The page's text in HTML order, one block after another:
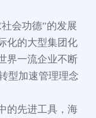
会功德”的发展
化的大型集团化
界一流企业不断
型加速管理理念
的先进工具，海